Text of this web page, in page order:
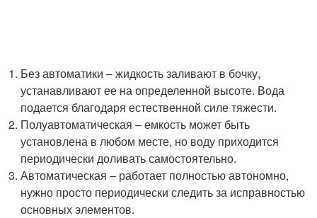
Без автоматики – жидкость заливают в бочку,
устанавливают ее на определенной высоте. Вода
подается благодаря естественной силе тяжести.
Полуавтоматическая – емкость может быть
установлена в любом месте, но воду приходится
периодически доливать самостоятельно.
Автоматическая – работает полностью автономно,
нужно просто периодически следить за исправностью
основных элементов.